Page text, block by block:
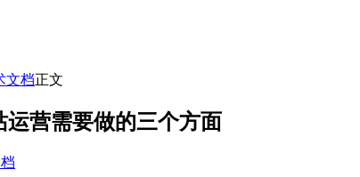
文档正文
运营需要做的三个方面